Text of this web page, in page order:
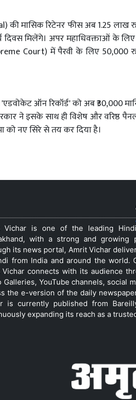
की मासिक रिटेनर फीस अब 1.25 लाख
दिवस मिलेंगे। अपर महाधिवक्ताओं के
Court) में पैरवी के लिए 50,000
ऑन रिकॉर्ड' को अब ₹30,000
ने इसके साथ ही विशेष और वरिष्ठ
को नए सिरे से तय कर दिया है।
Vichar is one of the leading
with a strong and growing
its news portal, Amrit Vichar
from India and around the world.
Vichar connects with its audience
Galleries, YouTube channels, social
the e-version of the daily
is currently published from
expanding its reach as a